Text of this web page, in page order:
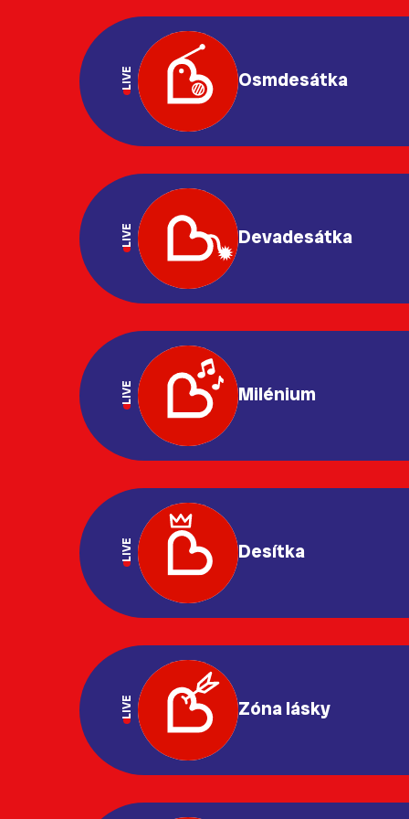
LIVE Osmdesátka
LIVE Devadesátka
LIVE Milénium
LIVE Desítka
LIVE Zóna lásky